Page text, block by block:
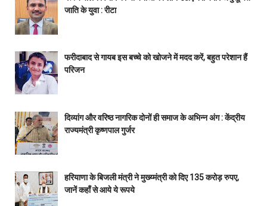
जाति के युवा : रीटा
फरीदाबाद से गायब इस बच्चे को खोजने में मदद करें, बहुत परेशान हैं
परिजन
दिव्यांग और वरिष्ठ नागरिक दोनों ही समाज के अभिन्न अंग : केंद्रीय
राज्यमंत्री कृष्णपाल गुर्जर
हरियाणा के बिजली मंत्री ने मुख्य्मंत्री को दिए 135 करोड़ रुपए,
जानें कहाँ से आये ये रूपये